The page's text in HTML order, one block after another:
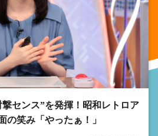
センス”を発揮！昭和レトロア
の笑み「やったぁ！」